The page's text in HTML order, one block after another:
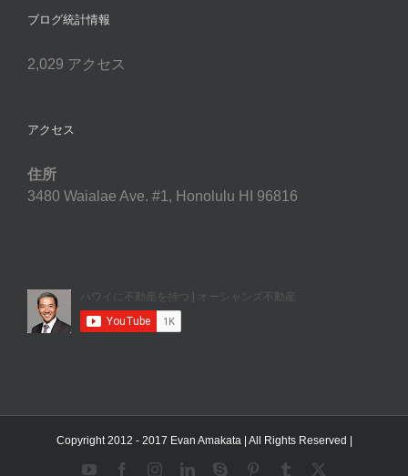
ブログ統計情報
2,029 アクセス
アクセス
住所
3480 Waialae Ave. #1, Honolulu HI 96816
Copyright 2012 - 2017 Evan Amakata | All Rights Reserved |
YouTubeFacebookInstagramLinkedInSkype PinterestTumblr